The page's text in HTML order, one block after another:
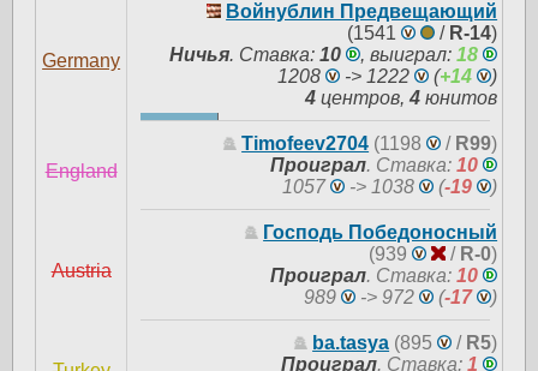
Germany
Войнублин Предвещающий
(1541
/ R-14)
Ничья. Ставка:10 , выиграл:18
1208
-> 1222 (+14
)
4 центров,4 юнитов
England
Timofeev2704 (1198 / R99)
Проиграл. Ставка:10
1057
-> 1038 (-19 )
Austria
Господь Победоносный
(939
/ R-0)
Проиграл. Ставка:10
989
-> 972 (-17 )
ba.tasya (895 / R5)
Проиграл. Ставка:1